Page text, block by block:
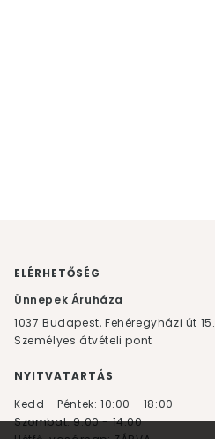
ELÉRHETŐSÉG
Ünnepek Áruháza
1037 Budapest, Fehéregyházi út 15.
Személyes átvételi pont
NYITVATARTÁS
Kedd - Péntek: 10:00 - 18:00
Szombat: 9:00 - 14:00